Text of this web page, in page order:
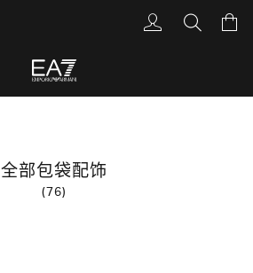
全部包袋配饰
(76)